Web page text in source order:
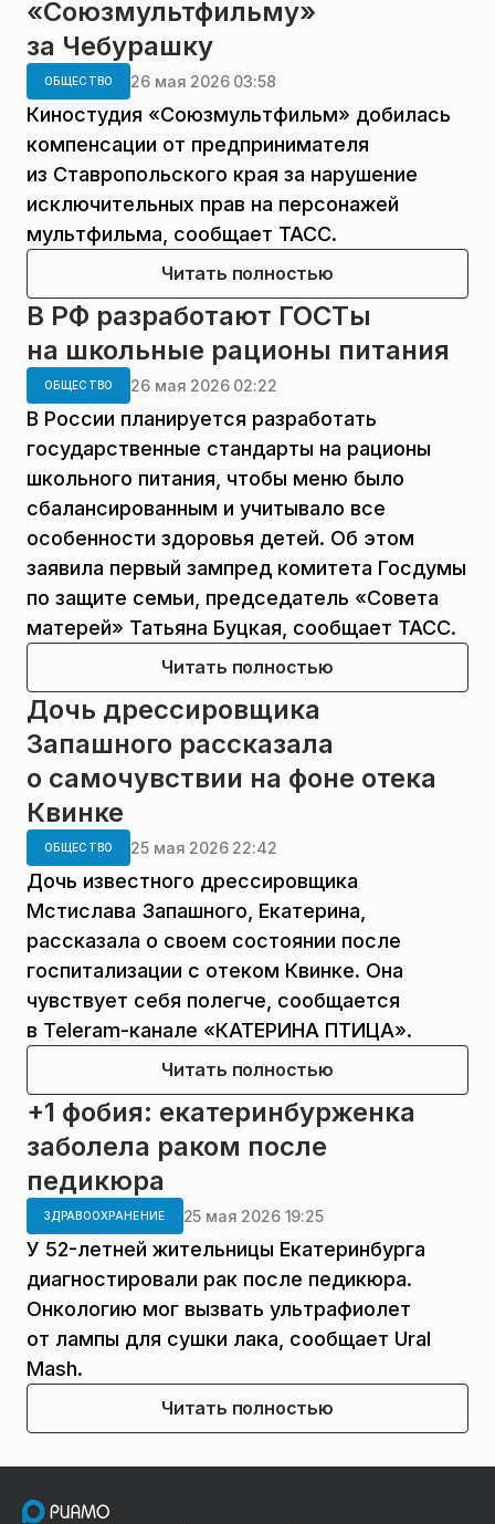
«Союзмультфильму»
за Чебурашку
ОБЩЕСТВО 26 мая 2026 03:58
Киностудия «Союзмультфильм» добилась
компенсации от предпринимателя
из Ставропольского края за нарушение
исключительных прав на персонажей
мультфильма, сообщает ТАСС.
Читать полностью
В РФ разработают ГОСТы
на школьные рационы питания
ОБЩЕСТВО 26 мая 2026 02:22
В России планируется разработать
государственные стандарты на рационы
школьного питания, чтобы меню было
сбалансированным и учитывало все
особенности здоровья детей. Об этом
заявила первый зампред комитета Госдумы
по защите семьи, председатель «Совета
матерей» Татьяна Буцкая, сообщает ТАСС.
Читать полностью
Дочь дрессировщика
Запашного рассказала
о самочувствии на фоне отека
Квинке
ОБЩЕСТВО 25 мая 2026 22:42
Дочь известного дрессировщика
Мстислава Запашного, Екатерина,
рассказала о своем состоянии после
госпитализации с отеком Квинке. Она
чувствует себя полегче, сообщается
в Teleram-канале «КАТЕРИНА ПТИЦА».
Читать полностью
+1 фобия: екатеринбурженка
заболела раком после
педикюра
ЗДРАВООХРАНЕНИЕ 25 мая 2026 19:25
У 52-летней жительницы Екатеринбурга
диагностировали рак после педикюра.
Онкологию мог вызвать ультрафиолет
от лампы для сушки лака, сообщает Ural
Mash.
Читать полностью